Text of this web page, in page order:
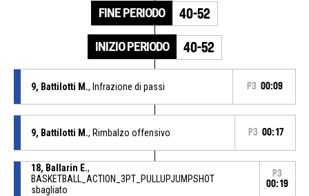
FINE PERIODO 40-52
INIZIO PERIODO 40-52
9, Battilotti M., Infrazione di passi P3 00:09
9, Battilotti M., Rimbalzo offensivo P3 00:17
18, Ballarin E.,
BASKETBALL_ACTION_3PT_PULLUPJUMPSHOT
sbagliato
P3
00:19